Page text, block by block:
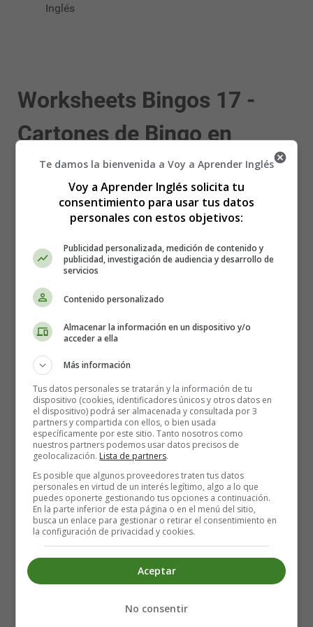
Inglés
Worksheets Bingos 17 -
Cartones de Bingo en
Inglés
Recursos Educativos en inglés -
Worksheets Bingos
Fichas Infantiles en Inglés Cartones de
Bingos Infantiles
para facilitar el aprendizaje de este idioma, adquirir
Te damos la bienvenida a Voy a Aprender Inglés
Voy a Aprender Inglés solicita tu
consentimiento para usar tus datos
personales con estos objetivos:
Publicidad personalizada, medición de contenido y
publicidad, investigación de audiencia y desarrollo de
servicios
Contenido personalizado
Almacenar la información en un dispositivo y/o
acceder a ella
Más información
Tus datos personales se tratarán y la información de tu
dispositivo (cookies, identificadores únicos y otros datos en
el dispositivo) podrá ser almacenada y consultada por 3
partners y compartida con ellos, o bien usada
específicamente por este sitio. Tanto nosotros como
nuestros partners podemos usar datos precisos de
geolocalización. Lista de partners.
Es posible que algunos proveedores traten tus datos
personales en virtud de un interés legítimo, algo a lo que
puedes oponerte gestionando tus opciones a continuación.
En la parte inferior de esta página o en el menú del sitio,
busca un enlace para gestionar o retirar el consentimiento en
la configuración de privacidad y cookies.
Aceptar
No consentir